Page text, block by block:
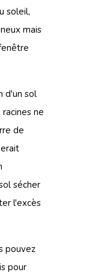
soleil,
mais
d'un sol
ne
de
sécher
l'excès
pouvez
pour